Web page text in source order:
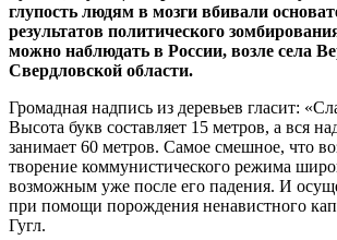
Красный цвет скалам придают залежи железа и
это ледники